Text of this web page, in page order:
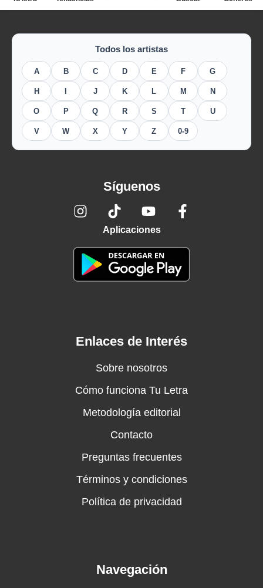
Todos los artistas
A B C D E F G
H J K L M N
O P Q R S T U
V W X Y Z 0-9
Síguenos
Aplicaciones
Enlaces de Interés
Sobre nosotros
Cómo funciona Tu Letra
Metodología editorial
Contacto
Preguntas frecuentes
Términos y condiciones
Política de privacidad
Navegación